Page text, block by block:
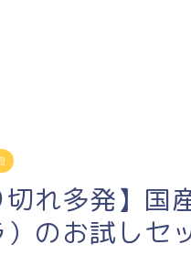
切れ多発】国
）のお試しセ